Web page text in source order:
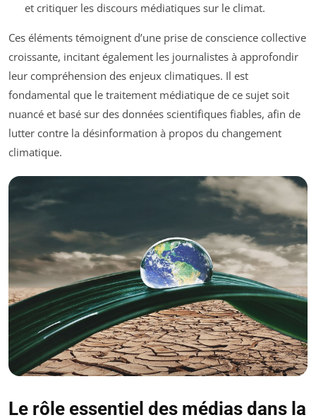
et critiquer les discours médiatiques sur le climat.
Ces éléments témoignent d’une prise de conscience collective
croissante, incitant également les journalistes à approfondir
leur compréhension des enjeux climatiques. Il est
fondamental que le traitement médiatique de ce sujet soit
nuancé et basé sur des données scientifiques fiables, afin de
lutter contre la désinformation à propos du changement
climatique.
Le rôle essentiel des médias dans la